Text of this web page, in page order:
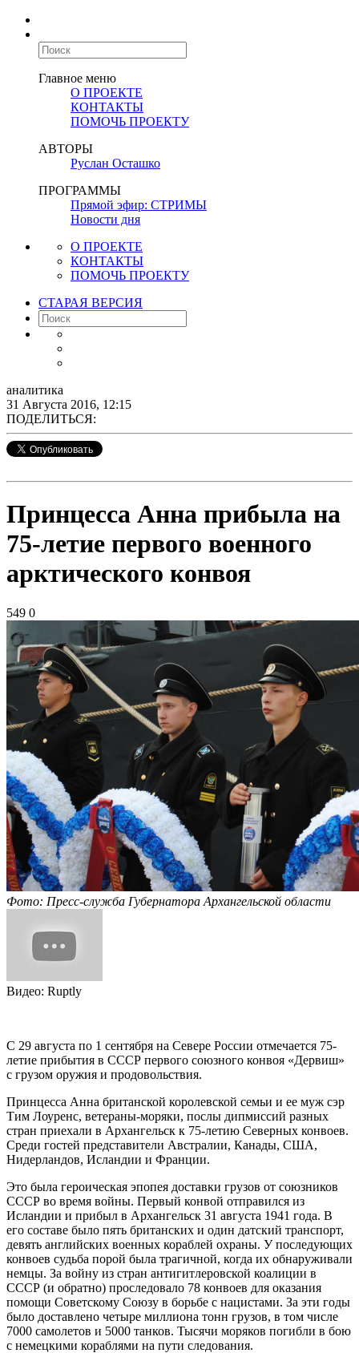
Главное меню
О ПРОЕКТЕ
КОНТАКТЫ
ПОМОЧЬ ПРОЕКТУ
АВТОРЫ
Руслан Осташко
ПРОГРАММЫ
Прямой эфир: СТРИМЫ
Новости дня
О ПРОЕКТЕ
КОНТАКТЫ
ПОМОЧЬ ПРОЕКТУ
СТАРАЯ ВЕРСИЯ
аналитика
31 Августа 2016, 12:15
ПОДЕЛИТЬСЯ:
Принцесса Анна прибыла на
75-летие первого военного
арктического конвоя
549 0
Фото: Пресс-служба Губернатора Архангельской области
Видео: Ruptly
С 29 августа по 1 сентября на Севере России отмечается 75-
летие прибытия в СССР первого союзного конвоя «Дервиш»
с грузом оружия и продовольствия.
Принцесса Анна британской королевской семьи и ее муж сэр
Тим Лоуренс, ветераны-моряки, послы дипмиссий разных
стран приехали в Архангельск к 75-летию Северных конвоев.
Среди гостей представители Австралии, Канады, США,
Нидерландов, Исландии и Франции.
Это была героическая эпопея доставки грузов от союзников
СССР во время войны. Первый конвой отправился из
Исландии и прибыл в Архангельск 31 августа 1941 года. В
его составе было пять британских и один датский транспорт,
девять английских военных кораблей охраны. У последующих
конвоев судьба порой была трагичной, когда их обнаруживали
немцы. За войну из стран антигитлеровской коалиции в
СССР (и обратно) проследовало 78 конвоев для оказания
помощи Советскому Союзу в борьбе с нацистами. За эти годы
было доставлено четыре миллиона тонн грузов, в том числе
7000 самолетов и 5000 танков. Тысячи моряков погибли в бою
с немецкими кораблями на пути следования.